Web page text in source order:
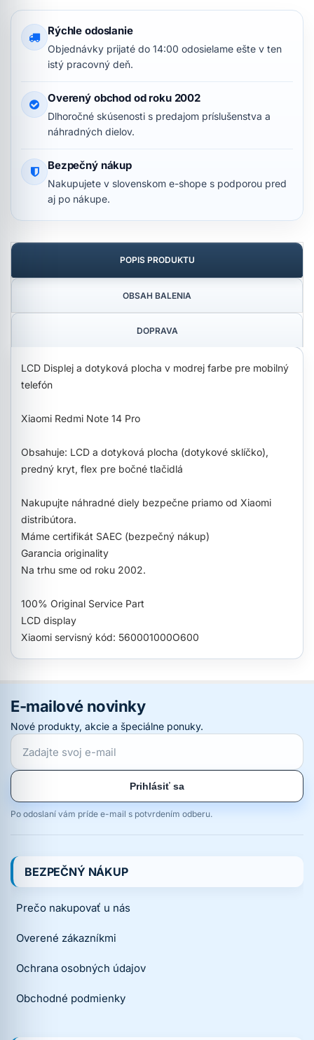
Rýchle odoslanie
Objednávky prijaté do 14:00 odosielame ešte v ten
istý pracovný deň.
Overený obchod od roku 2002
Dlhoročné skúsenosti s predajom príslušenstva a
náhradných dielov.
Bezpečný nákup
Nakupujete v slovenskom e-shope s podporou pred
aj po nákupe.
POPIS PRODUKTU
OBSAH BALENIA
DOPRAVA
LCD Displej a dotyková plocha v modrej farbe pre mobilný
telefón
Xiaomi Redmi Note 14 Pro
Obsahuje: LCD a dotyková plocha (dotykové sklíčko),
predný kryt, flex pre bočné tlačidlá
Nakupujte náhradné diely bezpečne priamo od Xiaomi
distribútora.
Máme certifikát SAEC (bezpečný nákup)
Garancia originality
Na trhu sme od roku 2002.
100% Original Service Part
LCD display
Xiaomi servisný kód: 560001000O600
E-mailové novinky
Nové produkty, akcie a špeciálne ponuky.
Prihlásiť sa
Po odoslaní vám príde e-mail s potvrdením odberu.
BEZPEČNÝ NÁKUP
Prečo nakupovať u nás
Overené zákazníkmi
Ochrana osobných údajov
Obchodné podmienky